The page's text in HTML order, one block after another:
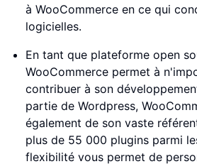
à WooCommerce en ce qui
logicielles.
En tant que plateforme open
WooCommerce permet à
contribuer à son
partie de Wordpress,
également de son vaste
plus de 55 000 plugins parmi
flexibilité vous permet de